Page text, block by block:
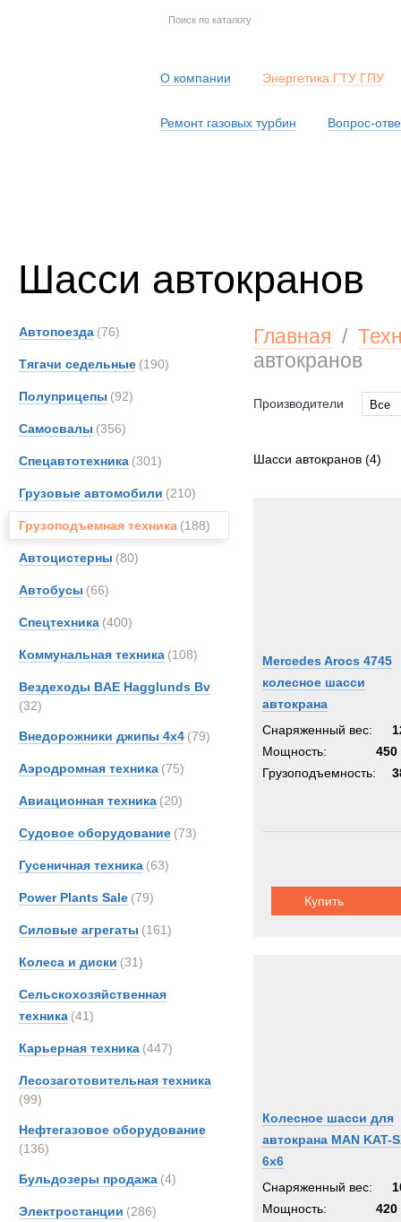
О компании Энергетика ГТУ ГПУ
Ремонт газовых турбин Вопрос-
Шасси автокранов
Автопоезда (76)
Тягачи седельные (190)
Полуприцепы (92)
Самосвалы (356)
Спецавтотехника (301)
Грузовые автомобили (210)
Грузоподъемная техника (188)
Автоцистерны (80)
Автобусы (66)
Спецтехника (400)
Коммунальная техника (108)
Вездеходы BAE Hagglunds Bv
(32)
Внедорожники джипы 4х4 (79)
Аэродромная техника (75)
Авиационная техника (20)
Судовое оборудование (73)
Гусеничная техника (63)
Power Plants Sale (79)
Силовые агрегаты (161)
Колеса и диски (31)
Сельскохозяйственная
техника (41)
Карьерная техника (447)
Лесозаготовительная техника
(99)
Нефтегазовое оборудование
(136)
Бульдозеры продажа (4)
Электростанции (286)
Главная /
автокранов
Производители
Все
MAN
Шасси автокранов (4)
Mercedes Arocs 4745
колесное шасси
автокрана
Снаряженный вес:
Мощность:
450
Грузоподъемность:
Купить
Колесное шасси для
автокрана MAN KAT-
6x6
Снаряженный вес:
Мощность:
420